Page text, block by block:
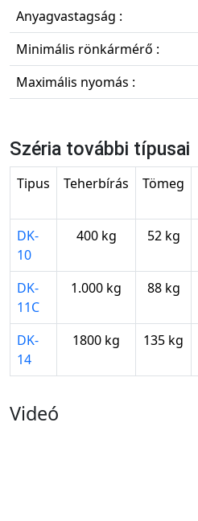
Anyagvastagság :
Minimális rönkármérő :
Maximális nyomás :
Széria további típusai
Tipus Teherbírás Tömeg
DK-
10
400 kg 52 kg
DK-
11C
1.000 kg 88 kg
DK-
14
1800 kg 135 kg
Videó